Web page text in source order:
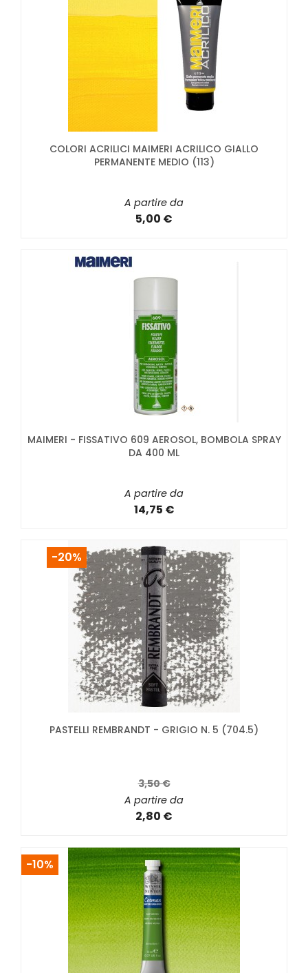
COLORI ACRILICI MAIMERI ACRILICO GIALLO
PERMANENTE MEDIO (113)
A partire da
5,00 €
MAIMERI - FISSATIVO 609 AEROSOL, BOMBOLA SPRAY
DA 400 ML
A partire da
14,75 €
PASTELLI REMBRANDT - GRIGIO N. 5 (704.5)
3,50 €
A partire da
2,80 €
-20%
-10%